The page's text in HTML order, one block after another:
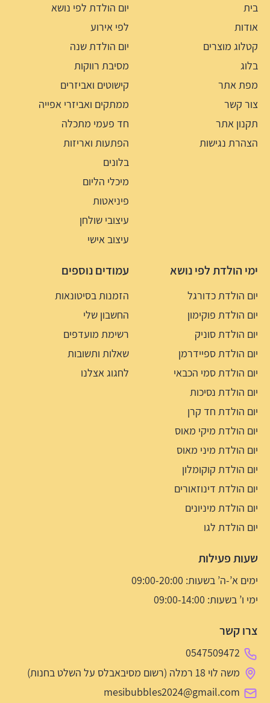
בית
אודות
קטלוג מוצרים
בלוג
מפת אתר
צור קשר
תקנון אתר
הצהרת נגישות
יום הולדת לפי נושא
לפי אירוע
יום הולדת שנה
מסיבת רווקות
קישוטים ואביזרים
ממתקים ואביזרי אפייה
חד פעמי מתכלה
הפתעות ואריזות
בלונים
מיכלי הליום
פיניאטות
עיצובי שולחן
עיצוב אישי
ימי הולדת לפי נושא
יום הולדת כדורגל
יום הולדת פוקימון
יום הולדת סוניק
יום הולדת ספיידרמן
יום הולדת סמי הכבאי
יום הולדת נסיכות
יום הולדת חד קרן
יום הולדת מיקי מאוס
יום הולדת מיני מאוס
יום הולדת קוקומלון
יום הולדת דינוזאורים
יום הולדת מיניונים
יום הולדת לגו
עמודים נוספים
הזמנות בסיטונאות
החשבון שלי
רשימת מועדפים
שאלות ותשובות
לחגוג אצלנו
שעות פעילות
ימים א’-ה’ בשעות: 09:00-20:00
ימי ו’ בשעות: 09:00-14:00
צרו קשר
0547509472
משה לוי 18 רמלה (רשום מסיבאבלס על השלט בחנות)
mesibubbles2024@gmail.com